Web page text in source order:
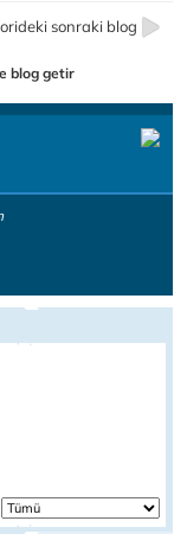
sonraki blog
blog getir